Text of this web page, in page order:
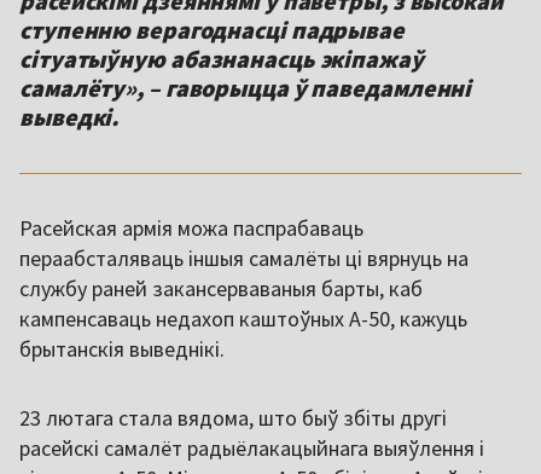
ступенню верагоднасці падрывае
сітуатыўную абазнанасць экіпажаў
самалёту», – гаворыцца ў паведамленні
выведкі.
Расейская армія можа паспрабаваць
пераабсталяваць іншыя самалёты ці вярнуць на
службу раней закансерваваныя барты, каб
кампенсаваць недахоп каштоўных А-50, кажуць
брытанскія выведнікі.
23 лютага стала вядома, што быў збіты другі
расейскі самалёт радыёлакацыйнага выяўлення і